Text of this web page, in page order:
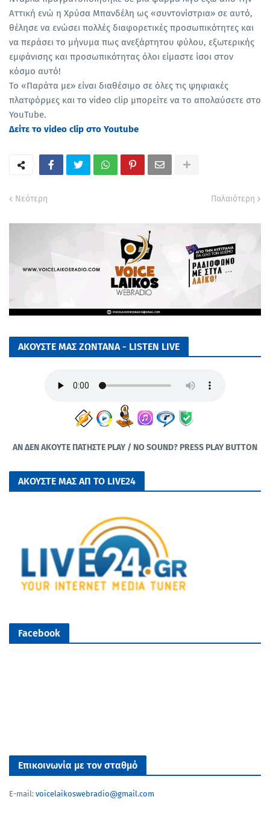
Αττική ενώ η Χρύσα Μπανδέλη ως «συντονίστρια» σε αυτό,
θέλησε να ενώσει πολλές διαφορετικές προσωπικότητες και
να περάσει το μήνυμα πως ανεξάρτητου φύλου, εξωτερικής
εμφάνισης και προσωπικότητας όλοι είμαστε ίσοι στον
κόσμο αυτό!
Το «Παράτα με» είναι διαθέσιμο σε όλες τις ψηφιακές
πλατφόρμες και το video clip μπορείτε να το απολαύσετε στο
YouTube.
Δείτε το video clip στο Youtube
Νεότερη Παλαιότερη
ΑΚΟΥΣΤΕ ΜΑΣ ΖΩΝΤΑΝΑ - LISTEN LIVE
ΑΝ ΔΕΝ ΑΚΟΥΤΕ ΠΑΤΗΣΤΕ PLAY / NO SOUND? PRESS PLAY BUTTON
ΑΚΟΥΣΤΕ ΜΑΣ ΑΠ ΤΟ LIVE24
Facebook
Επικοινωνία με τον σταθμό
E-mail: voicelaikoswebradio@gmail.com